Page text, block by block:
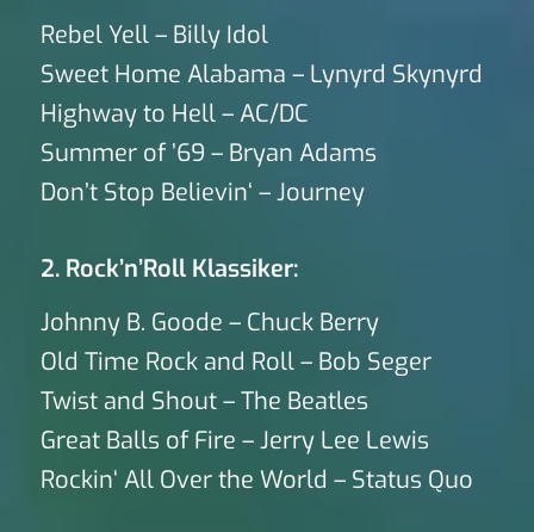
Rebel Yell – Billy Idol
Sweet Home Alabama – Lynyrd Skynyrd
Highway to Hell – AC/DC
Summer of ’69 – Bryan Adams
Don’t Stop Believin‘ – Journey
2. Rock’n’Roll Klassiker:
Johnny B. Goode – Chuck Berry
Old Time Rock and Roll – Bob Seger
Twist and Shout – The Beatles
Great Balls of Fire – Jerry Lee Lewis
Rockin‘ All Over the World – Status Quo